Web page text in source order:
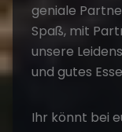
geniale
Spaß, mit
unsere
und gutes
Ihr könnt bei